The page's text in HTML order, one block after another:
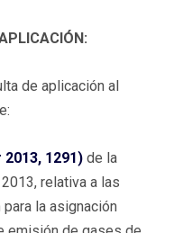
de aplicación al
2013, 1291) de la
relativa a las
la asignación